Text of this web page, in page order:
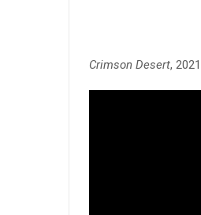
Crimson Desert,